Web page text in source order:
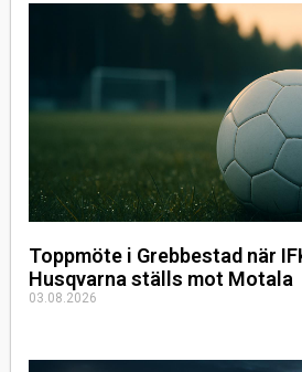
Toppmöte i Grebbestad när
Husqvarna ställs mot Motala
03.08.2026